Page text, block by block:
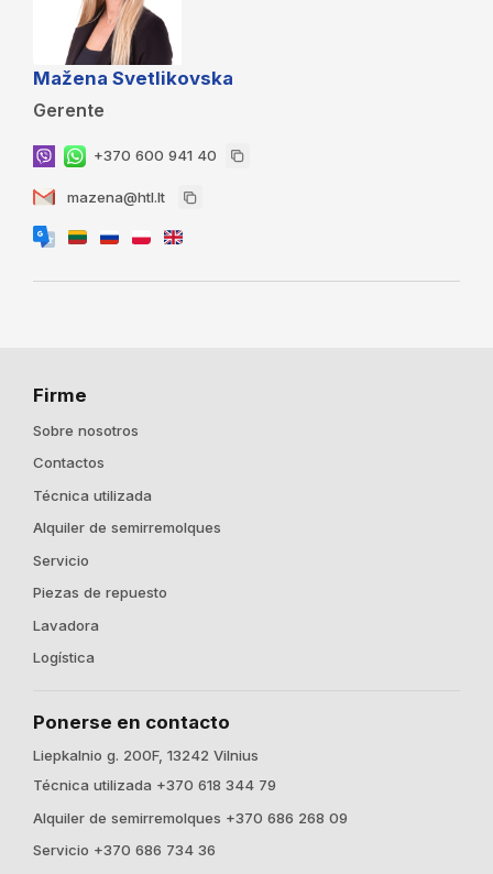
Mažena Svetlikovska
Gerente
+370 600 941 40
mazena@htl.lt
Firme
Sobre nosotros
Contactos
Técnica utilizada
Alquiler de semirremolques
Servicio
Piezas de repuesto
Lavadora
Logística
Ponerse en contacto
Liepkalnio g. 200F, 13242 Vilnius
Técnica utilizada +370 618 344 79
Alquiler de semirremolques +370 686 268 09
Servicio +370 686 734 36